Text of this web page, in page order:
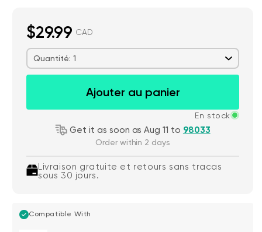
$29.99 CAD
Quantité: 1
Ajouter au panier
En stock
Get it as soon as Aug 11 to 98033
Order within 2 days
Livraison gratuite et retours sans tracas
sous 30 jours.
Compatible With